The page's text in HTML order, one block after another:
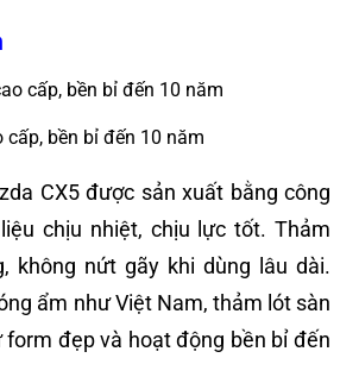
bền bỉ đến 10 năm
CX5 được sản xuất bằng công
chịu nhiệt, chịu lực tốt. Thảm
không nứt gãy khi dùng lâu dài.
ẩm như Việt Nam, thảm lót sàn
form đẹp và hoạt động bền bỉ đến